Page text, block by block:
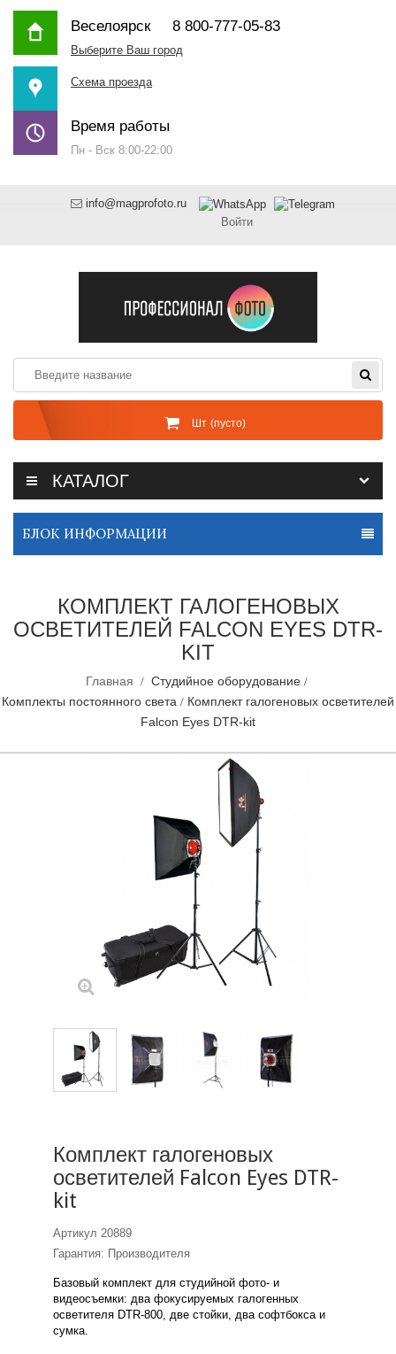
Веселоярск8 800-777-05-83
Выберите Ваш город
Схема проезда
Время работы
Пн - Вск 8:00-22:00
info@magprofoto.ru
Войти
Шт (пусто)
КАТАЛОГ
БЛОК ИНФОРМАЦИИ
КОМПЛЕКТ ГАЛОГЕНОВЫХ
ОСВЕТИТЕЛЕЙ FALCON EYES DTR-
KIT
Главная
Студийное оборудование
Комплекты постоянного света
Комплект галогеновых осветителей
Falcon Eyes DTR-kit
Комплект галогеновых
осветителей Falcon Eyes DTR-
kit
Артикул 20889
Гарантия: Производителя
Базовый комплект для студийной фото- и
видеосъемки: два фокусируемых галогенных
осветителя DTR-800, две стойки, два софтбокса и
сумка.